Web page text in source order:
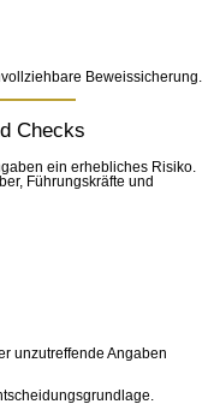
Beweissicherung.
Checks
ein erhebliches Risiko.
Führungskräfte und
unzutreffende Angaben